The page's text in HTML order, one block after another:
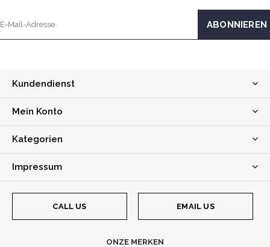
Kundendienst
Mein Konto
Kategorien
Impressum
CALL US EMAIL US
ONZE MERKEN